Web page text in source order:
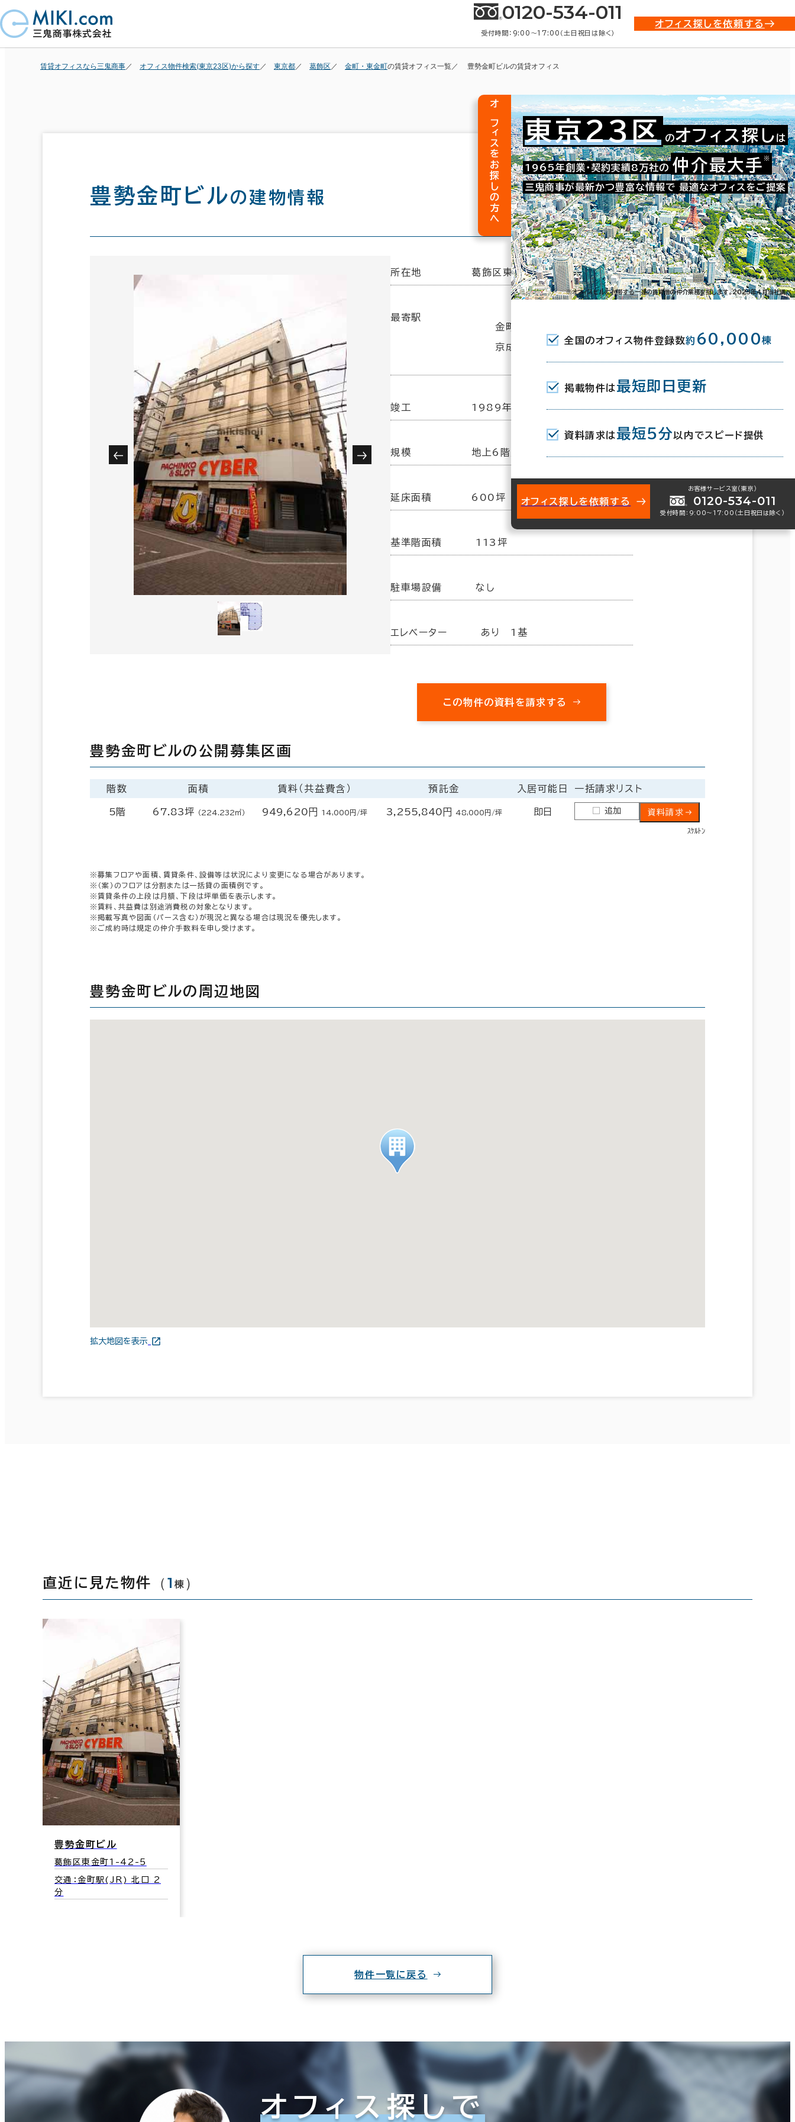
0120-534-011
受付時間：9:00〜17:00（土日祝日は除く）
オフィス探しを依頼する
賃貸オフィスなら三鬼商事 オフィス物件検索(東京23区)から探す 東京都 葛飾区 金町・東金町の賃貸オフィス一覧 豊勢金町ビルの賃貸オフィス
豊勢金町ビルの建物情報
お問い合わせ番号：021-07018
所在地 葛飾区東金町1-42-5
最寄駅
金町駅(JR) 北口 2分
京成金町駅(京成金町線) 4分
竣工 1989年10月
規模 地上6階／地下1階建
延床面積 600坪
基準階面積 113坪
駐車場設備 なし
エレベーター あり 1基
この物件の資料を請求する
豊勢金町ビルの公開募集区画
階数 面積 賃料（共益費含） 預託金 入居可能日 一括請求リスト
5階 67.83坪 （224.232㎡） 949,620円 14,000円/坪 3,255,840円 48,000円/坪 即日 追加 資料請求
ｽｹﾙﾄﾝ
※募集フロアや面積、賃貸条件、設備等は状況により変更になる場合があります。
※（案）のフロアは分割または一括貸の面積例です。
※賃貸条件の上段は月額、下段は坪単価を表示します。
※賃料、共益費は別途消費税の対象となります。
※掲載写真や図面（パース含む）が現況と異なる場合は現況を優先します。
※ご成約時は規定の仲介手数料を申し受けます。
豊勢金町ビルの周辺地図
拡大地図を表示
直近に見た物件 （1 棟 ）
豊勢金町ビル
葛飾区東金町1-42-5
交通：金町駅(JR) 北口 2
分
物件一覧に戻る
オフィス探しで
オフィスをお探しの方へ 東京23区 のオフィス探し は
1965年創業・契約実績8万社の 仲介最大手 ※
三鬼商事が最新かつ豊富な情報で 最適なオフィスをご提案
※オフィスビルに付帯する一連の賃貸借の仲介業務を指します。2023年4月当社調べ
全国のオフィス物件登録数約 60,000棟
掲載物件は 最短即日更新
資料請求は 最短5分 以内でスピード提供
オフィス探しを依頼する
お客様サービス室（東京）
0120-534-011
受付時間：9:00〜17:00（土日祝日は除く）